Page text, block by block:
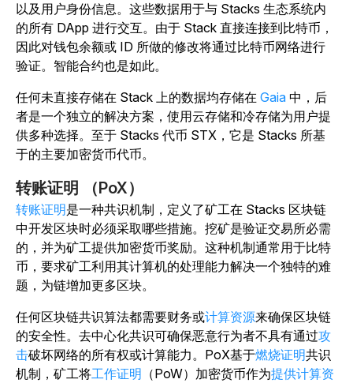
以及用户身份信息。这些数据用于与 Stacks 生态系统内
的所有 DApp 进行交互。由于 Stack 直接连接到比特币，
因此对钱包余额或 ID 所做的修改将通过比特币网络进行
验证。智能合约也是如此。
任何未直接存储在 Stack 上的数据均存储在 Gaia 中，后
者是一个独立的解决方案，使用云存储和冷存储为用户提
供多种选择。至于 Stacks 代币 STX，它是 Stacks 所基
于的主要加密货币代币。
转账证明 （PoX）
转账证明是一种共识机制，定义了矿工在 Stacks 区块链
中开发区块时必须采取哪些措施。挖矿是验证交易所必需
的，并为矿工提供加密货币奖励。这种机制通常用于比特
币，要求矿工利用其计算机的处理能力解决一个独特的难
题，为链增加更多区块。
任何区块链共识算法都需要财务或计算资源来确保区块链
的安全性。去中心化共识可确保恶意行为者不具有通过攻
击破坏网络的所有权或计算能力。PoX基于燃烧证明共识
机制，矿工将工作证明 （PoW）加密货币作为提供计算资